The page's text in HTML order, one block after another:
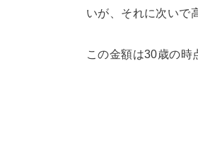
いが、それに次いで
この金額は30歳の時